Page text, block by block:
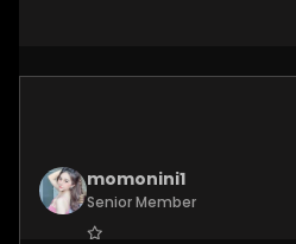
momonini1
Senior Member